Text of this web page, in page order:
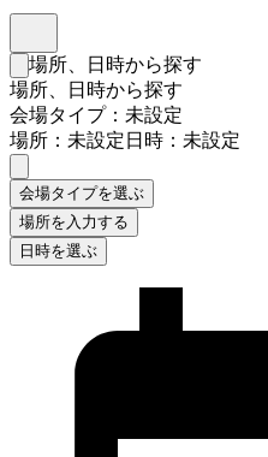
検索フォームを閉じる
場所、日時から探す
場所、日時から探す
会場タイプ：未設定
場所：未設定日時：未設定
会場タイプを選ぶ
場所を入力する
日時を選ぶ